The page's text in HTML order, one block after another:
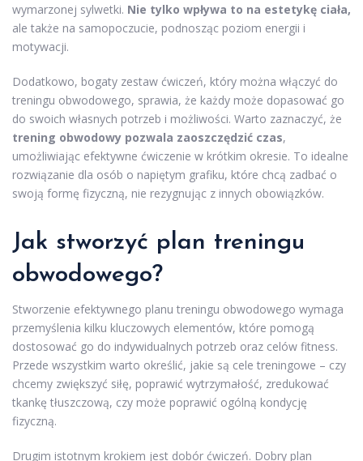
wymarzonej sylwetki. Nie tylko wpływa to na estetykę ciała,
ale także na samopoczucie, podnosząc poziom energii i
motywacji.
Dodatkowo, bogaty zestaw ćwiczeń, który można włączyć do
treningu obwodowego, sprawia, że każdy może dopasować go
do swoich własnych potrzeb i możliwości. Warto zaznaczyć, że
trening obwodowy pozwala zaoszczędzić czas,
umożliwiając efektywne ćwiczenie w krótkim okresie. To idealne
rozwiązanie dla osób o napiętym grafiku, które chcą zadbać o
swoją formę fizyczną, nie rezygnując z innych obowiązków.
Jak stworzyć plan treningu
obwodowego?
Stworzenie efektywnego planu treningu obwodowego wymaga
przemyślenia kilku kluczowych elementów, które pomogą
dostosować go do indywidualnych potrzeb oraz celów fitness.
Przede wszystkim warto określić, jakie są cele treningowe – czy
chcemy zwiększyć siłę, poprawić wytrzymałość, zredukować
tkankę tłuszczową, czy może poprawić ogólną kondycję
fizyczną.
Drugim istotnym krokiem jest dobór ćwiczeń. Dobry plan